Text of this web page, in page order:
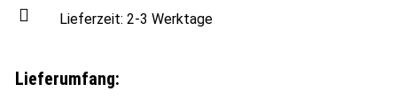
Lieferzeit: 2-3 Werktage
Lieferumfang: